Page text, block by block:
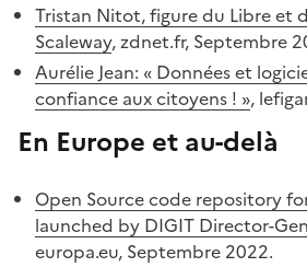
Tristan Nitot, figure du Libre et
Scaleway, zdnet.fr, Septembre
Aurélie Jean: « Données et
confiance aux citoyens ! »,
En Europe et au-delà
Open Source code repository
launched by DIGIT Director-
europa.eu, Septembre 2022.